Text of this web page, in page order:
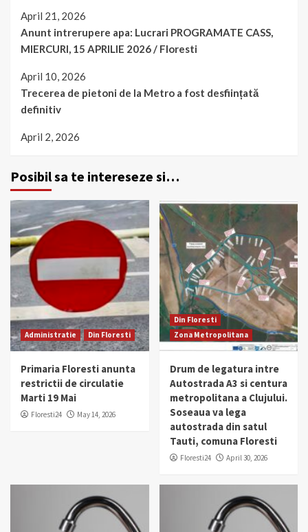
April 21, 2026
Anunt intrerupere apa: Lucrari PROGRAMATE CASS,
MIERCURI, 15 APRILIE 2026 / Floresti
April 10, 2026
Trecerea de pietoni de la Metro a fost desființată
definitiv
April 2, 2026
Posibil sa te intereseze si…
Administratie Din Floresti
Primaria Floresti anunta
restrictii de circulatie
Marti 19 Mai
Floresti24 May 14, 2026
Din Floresti
Zona Metropolitana
Drum de legatura intre
Autostrada A3 si centura
metropolitana a Clujului.
Soseaua va lega
autostrada din satul
Tauti, comuna Floresti
Floresti24 April 30, 2026